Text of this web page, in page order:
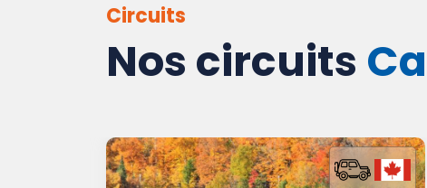
Circuits
Nos circuits